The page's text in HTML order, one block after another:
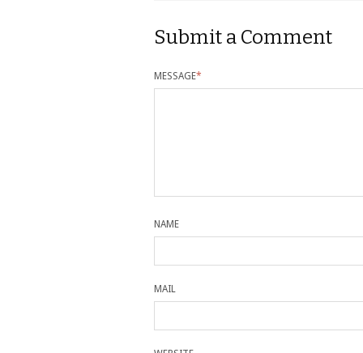
Submit a Comment
MESSAGE*
NAME
MAIL